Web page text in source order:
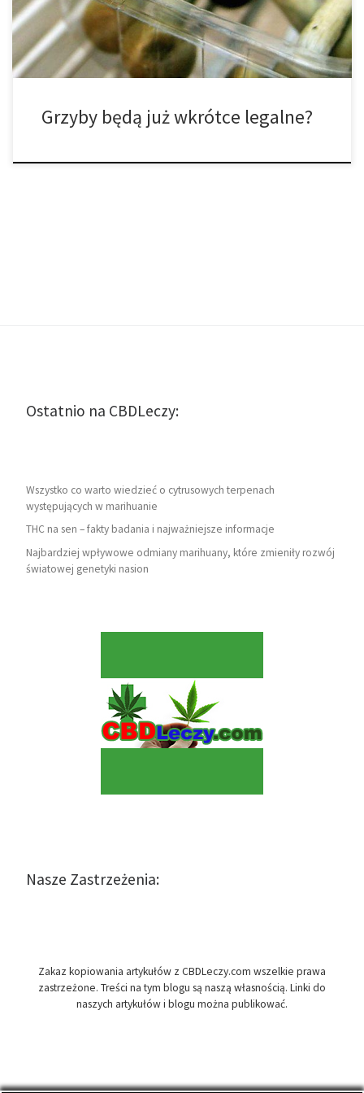
zwolenników legalizacji (w odniesieniu do grzybów, nie cannabis)
[…]
Grzyby będą już wkrótce legalne?
Ostatnio na CBDLeczy:
Wszystko co warto wiedzieć o cytrusowych terpenach
występujących w marihuanie
THC na sen – fakty badania i najważniejsze informacje
Najbardziej wpływowe odmiany marihuany, które zmieniły rozwój
światowej genetyki nasion
Nasze Zastrzeżenia:
Zakaz kopiowania artykułów z CBDLeczy.com wszelkie prawa
zastrzeżone. Treści na tym blogu są naszą własnością. Linki do
naszych artykułów i blogu można publikować.